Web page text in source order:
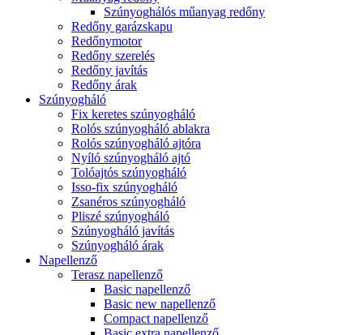
Szúnyoghálós műanyag redőny
Redőny garázskapu
Redőnymotor
Redőny szerelés
Redőny javítás
Redőny árak
Szúnyogháló
Fix keretes szúnyogháló
Rolós szúnyogháló ablakra
Rolós szúnyogháló ajtóra
Nyíló szúnyogháló ajtó
Tolóajtós szúnyogháló
Isso-fix szúnyogháló
Zsanéros szúnyogháló
Pliszé szúnyogháló
Szúnyogháló javítás
Szúnyogháló árak
Napellenző
Terasz napellenző
Basic napellenző
Basic new napellenző
Compact napellenző